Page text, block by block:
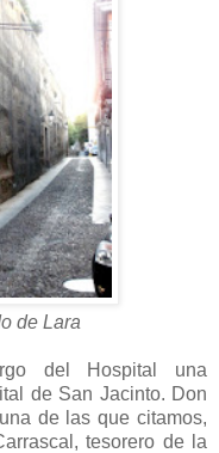
de Lara
del Hospital una
de San Jacinto. Don
de las que citamos,
tesorero de la